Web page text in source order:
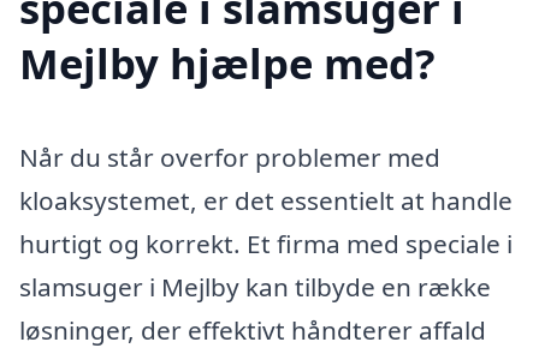
Mejlby hjælpe med?
Når du står overfor problemer med
kloaksystemet, er det essentielt at handle
hurtigt og korrekt. Et firma med speciale i
slamsuger i Mejlby kan tilbyde en række
løsninger, der effektivt håndterer affald